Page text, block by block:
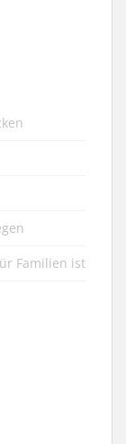
Familien ist